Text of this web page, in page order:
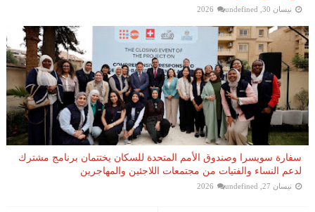
نيسان 30, 2026 undefined
سفارة سويسرا وصندوق الأمم المتحدة للسكان يختتمان برنامج مشترك
لدعم النساء والفتيات من مجتمعات اللاجئين والمهاجرين
نيسان 27, 2026 undefined